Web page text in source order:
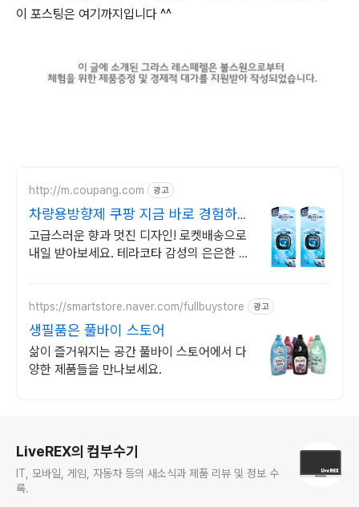
이 포스팅은 여기까지입니다 ^^
http://m.coupang.com 광고
차량용방향제 쿠팡 지금 바로 경험하세
요
고급스러운 향과 멋진 디자인! 로켓배송으로
내일 받아보세요. 테라코타 감성의 은은한 향
https://smartstore.naver.com/fullbuystore 광고
생필품은 풀바이 스토어
삶이 즐거워지는 공간 풀바이 스토어에서 다
양한 제품들을 만나보세요.
LiveREX의 컴부수기
IT, 모바일, 게임, 자동차 등의 새소식과 제품 리뷰 및 정보 수
록.